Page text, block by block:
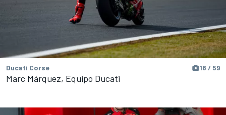
Ducati Corse 18 / 59
Marc Márquez, Equipo Ducati